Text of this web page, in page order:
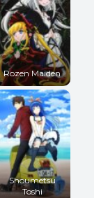
Rozen Maiden
Shoumetsu
Toshi